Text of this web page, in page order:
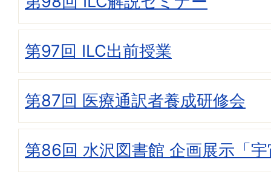
第97回 ILC出前授業
第87回 医療通訳者養成研修会
第86回 水沢図書館 企画展示「